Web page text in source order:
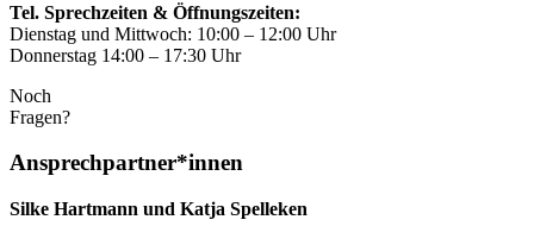
Tel. Sprechzeiten & Öffnungszeiten:
Dienstag und Mittwoch: 10:00 – 12:00 Uhr
Donnerstag 14:00 – 17:30 Uhr
Noch
Fragen?
Ansprechpartner*innen
Silke Hartmann und Katja Spelleken